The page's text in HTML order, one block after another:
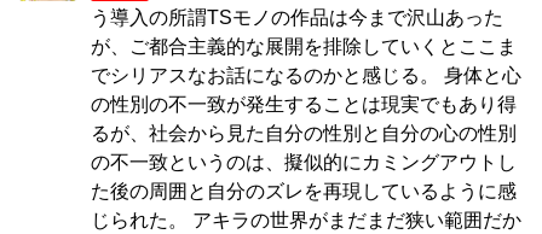
う導入の所謂TSモノの作品は今まで沢山あった
が、ご都合主義的な展開を排除していくとここま
でシリアスなお話になるのかと感じる。 身体と心
の性別の不一致が発生することは現実でもあり得
るが、社会から見た自分の性別と自分の心の性別
の不一致というのは、擬似的にカミングアウトし
た後の周囲と自分のズレを再現しているように感
じられた。 アキラの世界がまだまだ狭い範囲だか